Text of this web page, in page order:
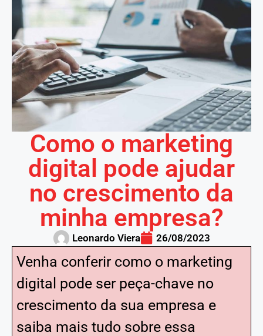
Como o marketing
digital pode ajudar
no crescimento da
minha empresa?
Leonardo Viera 26/08/2023
Venha conferir como o marketing
digital pode ser peça-chave no
crescimento da sua empresa e
saiba mais tudo sobre essa